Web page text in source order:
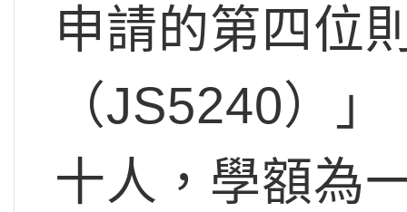
申請的第四位
（JS5240）
十人，學額為